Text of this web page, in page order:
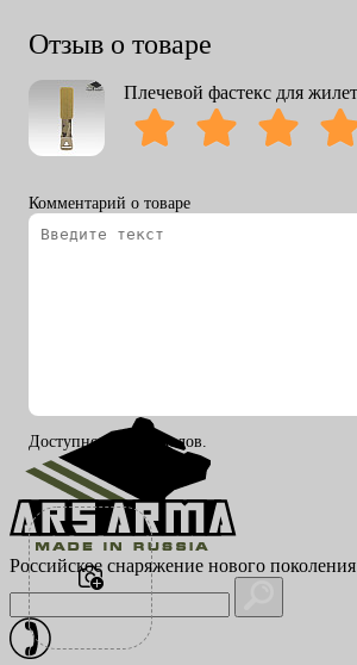
Российское снаряжение нового поколения
Отзыв о товаре
Комментарий о товаре
Доступно 200 символов.